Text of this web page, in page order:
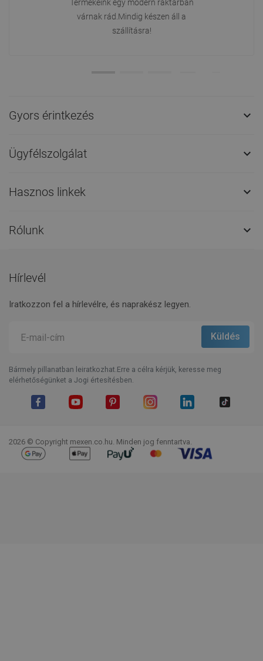
Termékeink egy modern raktárban
várnak rád.Mindig készen áll a
szállításra!
Gyors érintkezés 
Ügyfélszolgálat 
Hasznos linkek 
Rólunk 
Hírlevél
Iratkozzon fel a hírlevélre, és naprakész legyen.
Bármely pillanatban leiratkozhat.Erre a célra kérjük, keresse meg
elérhetőségünket a Jogi értesítésben.
2026 © Copyright mexen.co.hu. Minden jog fenntartva.